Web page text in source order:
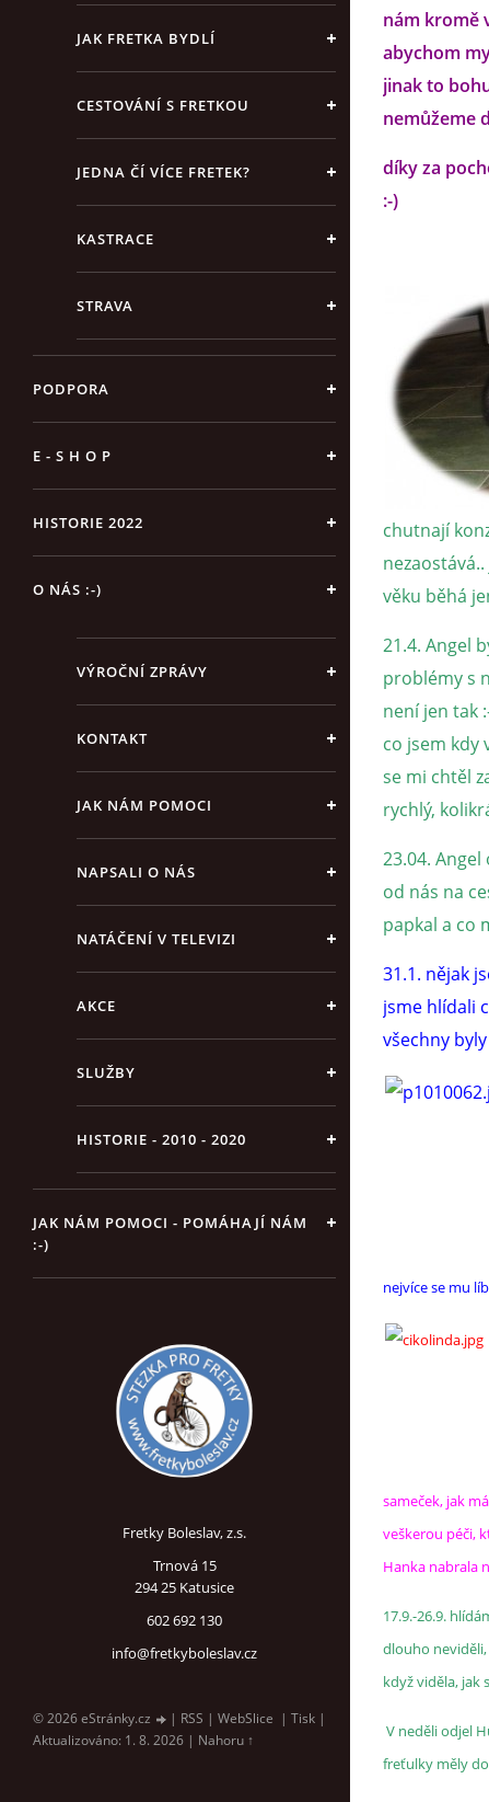
JAK FRETKA BYDLÍ
CESTOVÁNÍ S FRETKOU
JEDNA ČÍ VÍCE FRETEK?
KASTRACE
STRAVA
PODPORA
E - S H O P
HISTORIE 2022
O NÁS :-)
VÝROČNÍ ZPRÁVY
KONTAKT
JAK NÁM POMOCI
NAPSALI O NÁS
NATÁČENÍ V TELEVIZI
AKCE
SLUŽBY
HISTORIE - 2010 - 2020
JAK NÁM POMOCI - POMÁHAJÍ NÁM
:-)
Fretky Boleslav, z.s.
Trnová 15
294 25 Katusice
602 692 130
info@fretkyboleslav.cz
© 2026 eStránky.cz | RSS | WebSlice | Tisk |
Aktualizováno: 1. 8. 2026 | Nahoru ↑
nám kromě
abychom
jinak to
nemůžeme
díky za
:-)
chutnají
věku běhá
21.4. Angel
problémy s
není jen tak
co jsem kdy
se mi chtěl
rychlý,
23.04.
od nás na
papkal a co
31.1. nějak
jsme hlídali
všechny
nejvíce se mu
sameček, jak
veškerou péči,
Hanka nabrala
17.9.-26.9.
dlouho
když viděla, jak
V neděli odjel
freťulky měly